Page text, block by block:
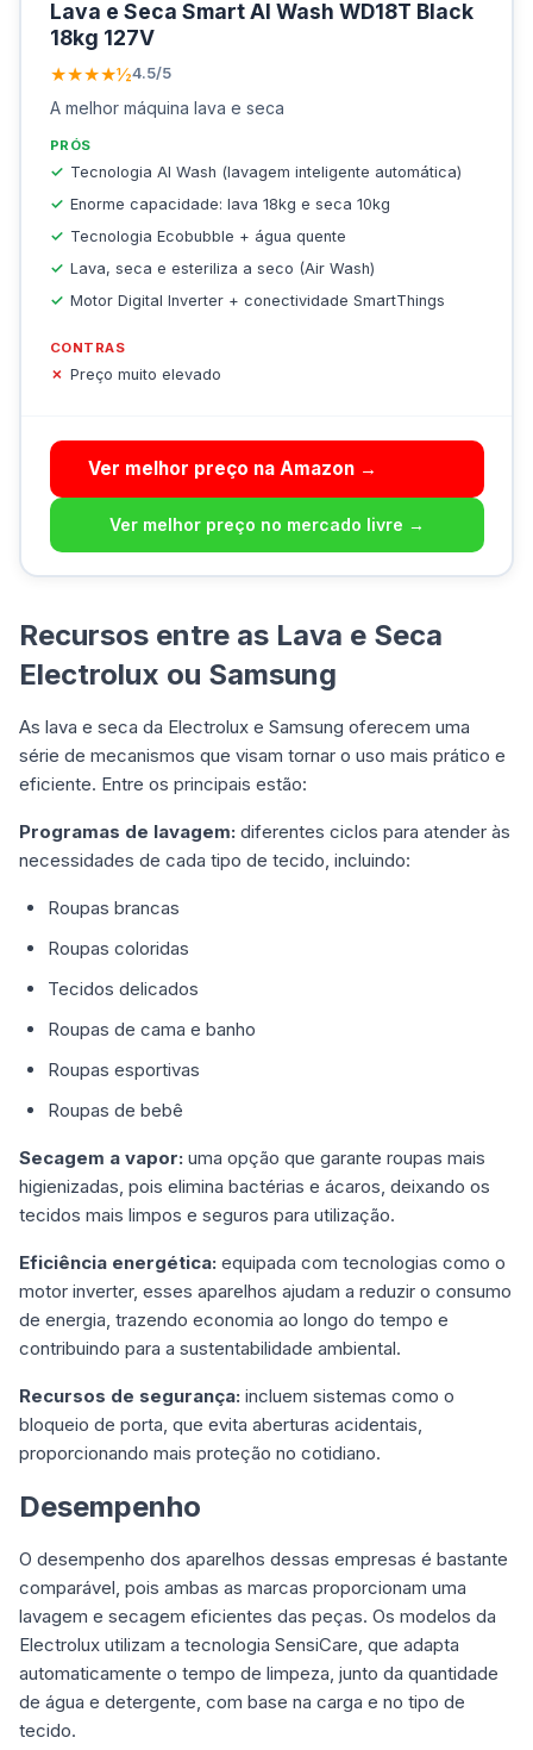
Lava e Seca Smart AI Wash WD18T Black
18kg 127V
★★★★½4.5/5
A melhor máquina lava e seca
PRÓS
Tecnologia AI Wash (lavagem inteligente automática)
Enorme capacidade: lava 18kg e seca 10kg
Tecnologia Ecobubble + água quente
Lava, seca e esteriliza a seco (Air Wash)
Motor Digital Inverter + conectividade SmartThings
CONTRAS
Preço muito elevado
Ver melhor preço na Amazon →
Ver melhor preço no mercado livre →
Recursos entre as Lava e Seca
Electrolux ou Samsung
As lava e seca da Electrolux e Samsung oferecem uma
série de mecanismos que visam tornar o uso mais prático e
eficiente. Entre os principais estão:
Programas de lavagem: diferentes ciclos para atender às
necessidades de cada tipo de tecido, incluindo:
Roupas brancas
Roupas coloridas
Tecidos delicados
Roupas de cama e banho
Roupas esportivas
Roupas de bebê
Secagem a vapor: uma opção que garante roupas mais
higienizadas, pois elimina bactérias e ácaros, deixando os
tecidos mais limpos e seguros para utilização.
Eficiência energética: equipada com tecnologias como o
motor inverter, esses aparelhos ajudam a reduzir o consumo
de energia, trazendo economia ao longo do tempo e
contribuindo para a sustentabilidade ambiental.
Recursos de segurança: incluem sistemas como o
bloqueio de porta, que evita aberturas acidentais,
proporcionando mais proteção no cotidiano.
Desempenho
O desempenho dos aparelhos dessas empresas é bastante
comparável, pois ambas as marcas proporcionam uma
lavagem e secagem eficientes das peças. Os modelos da
Electrolux utilizam a tecnologia SensiCare, que adapta
automaticamente o tempo de limpeza, junto da quantidade
de água e detergente, com base na carga e no tipo de
tecido.